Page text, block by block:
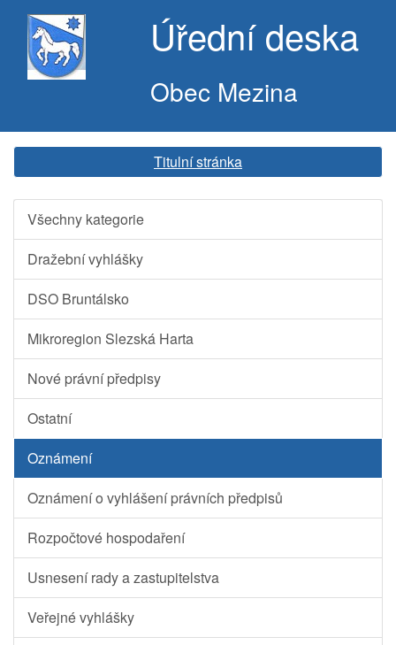
Úřední deska
Obec Mezina
Titulní stránka
Všechny kategorie
Dražební vyhlášky
DSO Bruntálsko
Mikroregion Slezská Harta
Nové právní předpisy
Ostatní
Oznámení
Oznámení o vyhlášení právních předpisů
Rozpočtové hospodaření
Usnesení rady a zastupitelstva
Veřejné vyhlášky